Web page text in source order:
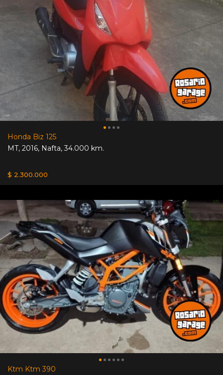
Honda Biz 125
MT, 2016, Nafta,34.000 km.
$ 2.300.000
Ktm Ktm 390